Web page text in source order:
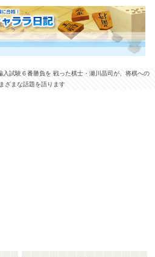
試験６番勝負を 戦った棋士・瀬川晶司が、将棋への
ざまな話題を語ります